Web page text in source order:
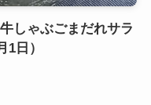
しゃぶごまだれサラ
日）